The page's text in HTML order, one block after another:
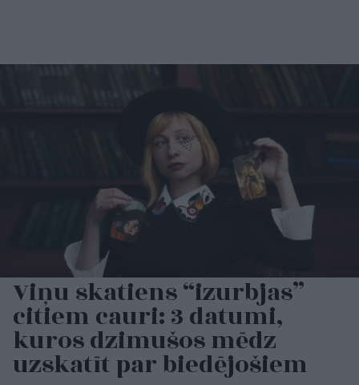
Viņu skatiens “izurbjas”
citiem cauri: 3 datumi,
kuros dzimušos mēdz
uzskatīt par biedējošiem